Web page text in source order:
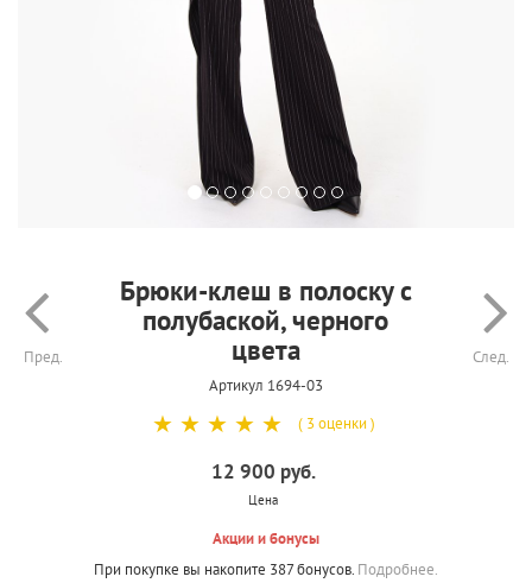
Пред.
Брюки-клеш в полоску с
полубаской, черного
цвета
Артикул 1694-03
След.
☆
☆
☆
☆
☆ ( 3 оценки )
12 900 руб.
Цена
Акции и бонусы
При покупке вы накопите 387 бонусов. Подробнее.